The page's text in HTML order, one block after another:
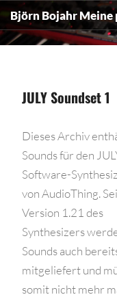
The point Back To Top
JULY Soundset 1
Dieses Archiv
Sounds für den
Software-
von AudioThing.
Version 1.21 des
Synthesizers
Sounds auch
mitgeliefert und
somit nicht mehr
Björn BojahrMeine